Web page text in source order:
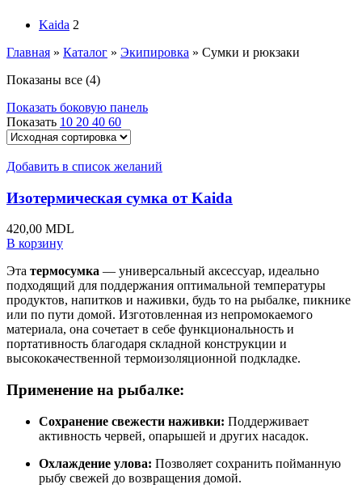
Kaida 2
Главная » Каталог » Экипировка » Сумки и рюкзаки
Показаны все (4)
Показать боковую панель
Показать 10 20 40 60
Добавить в список желаний
Изотермическая сумка от Kaida
420,00 MDL
В корзину
Эта термосумка — универсальный аксессуар, идеально
подходящий для поддержания оптимальной температуры
продуктов, напитков и наживки, будь то на рыбалке, пикнике
или по пути домой. Изготовленная из непромокаемого
материала, она сочетает в себе функциональность и
портативность благодаря складной конструкции и
высококачественной термоизоляционной подкладке.
Применение на рыбалке:
Сохранение свежести наживки: Поддерживает
активность червей, опарышей и других насадок.
Охлаждение улова: Позволяет сохранить пойманную
рыбу свежей до возвращения домой.